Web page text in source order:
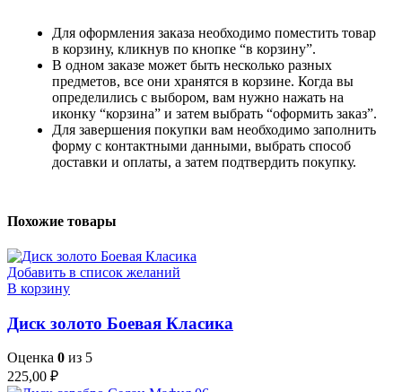
Для оформления заказа необходимо поместить товар
в корзину, кликнув по кнопке “в корзину”.
В одном заказе может быть несколько разных
предметов, все они хранятся в корзине. Когда вы
определились с выбором, вам нужно нажать на
иконку “корзина” и затем выбрать “оформить заказ”.
Для завершения покупки вам необходимо заполнить
форму с контактными данными, выбрать способ
доставки и оплаты, а затем подтвердить покупку.
Похожие товары
Добавить в список желаний
В корзину
Диск золото Боевая Класика
Оценка 0 из 5
225,00 ₽